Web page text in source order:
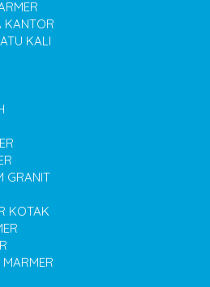
KANTOR
KALI
GRANIT
KOTAK